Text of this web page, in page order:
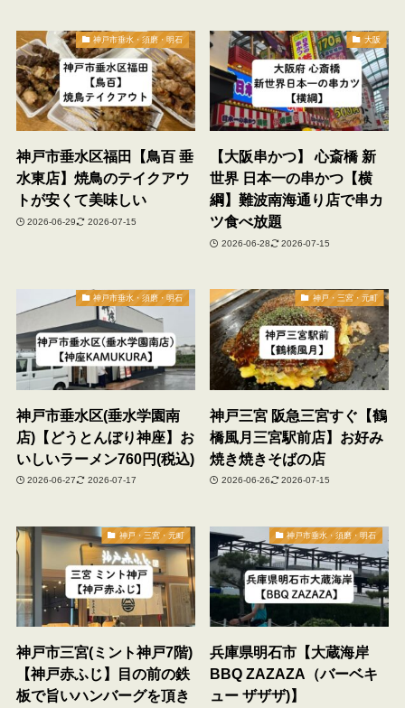
神戸市垂水・須磨・明石
神戸市垂水区福田【鳥百 垂
水東店】焼鳥のテイクアウ
トが安くて美味しい
2026-06-29 2026-07-15
大阪
【大阪串かつ】 心斎橋 新
世界 日本一の串かつ【横
綱】難波南海通り店で串カ
ツ食べ放題
2026-06-28 2026-07-15
神戸市垂水・須磨・明石
神戸市垂水区(垂水学園南
店)【どうとんぼり神座】お
いしいラーメン760円(税込)
2026-06-27 2026-07-17
神戸・三宮・元町
神戸三宮 阪急三宮すぐ【鶴
橋風月三宮駅前店】お好み
焼き焼きそばの店
2026-06-26 2026-07-15
神戸・三宮・元町
神戸市三宮(ミント神戸7階)
【神戸赤ふじ】目の前の鉄
板で旨いハンバーグを頂き
神戸市垂水・須磨・明石
兵庫県明石市【大蔵海岸
BBQ ZAZAZA（バーベキ
ュー ザザザ)】